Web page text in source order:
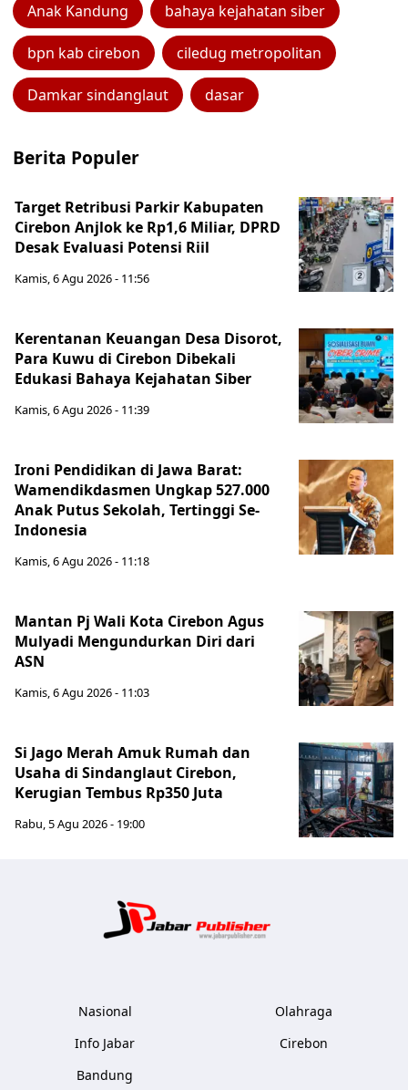
Anak Kandung bahaya kejahatan siber
bpn kab cirebon ciledug metropolitan
Damkar sindanglaut dasar
Berita Populer
Target Retribusi Parkir Kabupaten
Cirebon Anjlok ke Rp1,6 Miliar, DPRD
Desak Evaluasi Potensi Riil
Kamis, 6 Agu 2026 - 11:56
Kerentanan Keuangan Desa Disorot,
Para Kuwu di Cirebon Dibekali
Edukasi Bahaya Kejahatan Siber
Kamis, 6 Agu 2026 - 11:39
Ironi Pendidikan di Jawa Barat:
Wamendikdasmen Ungkap 527.000
Anak Putus Sekolah, Tertinggi Se-
Indonesia
Kamis, 6 Agu 2026 - 11:18
Mantan Pj Wali Kota Cirebon Agus
Mulyadi Mengundurkan Diri dari
ASN
Kamis, 6 Agu 2026 - 11:03
Si Jago Merah Amuk Rumah dan
Usaha di Sindanglaut Cirebon,
Kerugian Tembus Rp350 Juta
Rabu, 5 Agu 2026 - 19:00
Nasional
Info Jabar
Bandung
Olahraga
Cirebon